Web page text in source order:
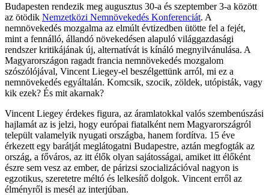
Budapesten rendezik meg augusztus 30-a és szeptember 3-a között
az ötödik Nemzetközi Nemnövekedés Konferenciát. A
nemnövekedés mozgalma az elmúlt évtizedben ütötte fel a fejét,
mint a fennálló, állandó növekedésen alapuló világgazdasági
rendszer kritikájának új, alternatívát is kínáló megnyilvánulása. A
Magyarországon ragadt francia nemnövekedés mozgalom
szószólójával, Vincent Liegey-el beszélgettünk arról, mi ez a
nemnövekedés egyáltalán. Komcsik, szocik, zöldek, utópisták, vagy
kik ezek? És mit akarnak?
Vincent Liegey érdekes figura, az áramlatokkal valós szembenúszási
hajlamát az is jelzi, hogy európai fiatalként nem Magyarországról
települt valamelyik nyugati országba, hanem fordítva. 15 éve
érkezett egy barátját meglátogatni Budapestre, aztán megfogták az
ország, a főváros, az itt élők olyan sajátosságai, amiket itt élőként
észre sem vesz az ember, de párizsi szocializációval nagyon is
egzotikus, szeretetre méltó és lelkesítő dolgok. Vincent erről az
élményről is mesél az interjúban.